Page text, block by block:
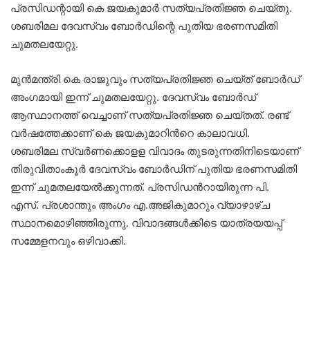
പ്രസിഡന്റായി കെ ജയകുമാർ സത്യപ്രതിജ്ഞ ചെയ്തു.
ശബരിമല ദേവസ്വം ബോർഡിന്റെ പുതിയ ഭരണസമിതി
ചുമതലയേറ്റു.
മുൻമന്ത്രി കെ രാജുവും സത്യപ്രതിജ്ഞ ചെയ്ത് ബോര്‍ഡ്
അംഗമായി ഇന്ന് ചുമതലയേറ്റു. ദേവസ്വം ബോർഡ്
ആസ്ഥാനത്ത് വെച്ചാണ് സത്യപ്രതിജ്ഞ ചെയ്തത്. രണ്ട്
വർഷത്തേക്കാണ് കെ ജയകുമാറിന്‍റെ കാലാവധി.
ശബരിമല സ്വർണക്കൊളള വിവാദം തുടരുന്നതിനിടെയാണ്
തിരുവിതാംകൂർ ദേവസ്വം ബോർ‍ഡിന് പുതിയ ഭരണസമിതി
ഇന്ന് ചുമതലയേൽക്കുന്നത്. പ്രസിഡന്‍റായിരുന്ന പി.
എസ്. പ്രശാന്തും അംഗം എ.അജികുമാറും വ്യാഴാഴ്ച
സ്ഥാനമൊഴിഞ്ഞിരുന്നു. വിവാദങ്ങൾക്കിടെ യാത്രയയപ്പ്
സമ്മേളനവും ഒഴിവാക്കി.